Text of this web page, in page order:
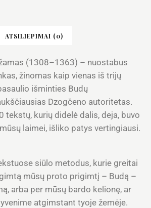
ATSILIEPIMAI (0)
(1308–1363) – nuostabus
žinomas kaip vienas iš trijų
išminties Budų
Dzogčeno autoritetas.
tekstų, kurių didelė dalis, deja, buvo
laimei, išliko patys vertingiausi.
siūlo metodus, kurie greitai
mūsų proto prigimtį – Budą –
arba per mūsų bardo kelionę, ar
atgimstant tyoje žemėje.